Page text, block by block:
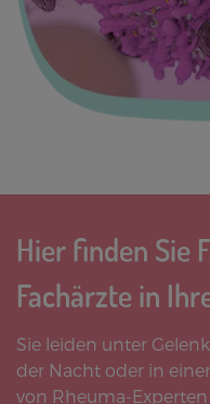
Hier finden Sie
Fachärzte in
Sie leiden unter
der Nacht oder in
von Rheuma-